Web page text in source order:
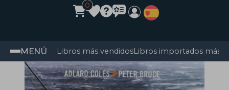
0
MENÚ Libros más vendidosLibros importados más